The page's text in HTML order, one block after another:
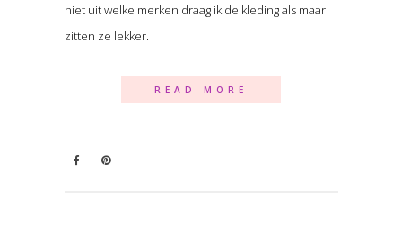
niet uit welke merken draag ik de kleding als maar
zitten ze lekker.
READ MORE